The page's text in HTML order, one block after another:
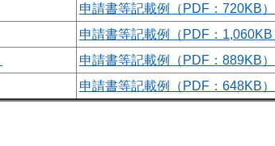
申請書等記載例（PDF：720KB）
申請書等記載例（PDF：1,060KB
申請書等記載例（PDF：889KB）
申請書等記載例（PDF：648KB）